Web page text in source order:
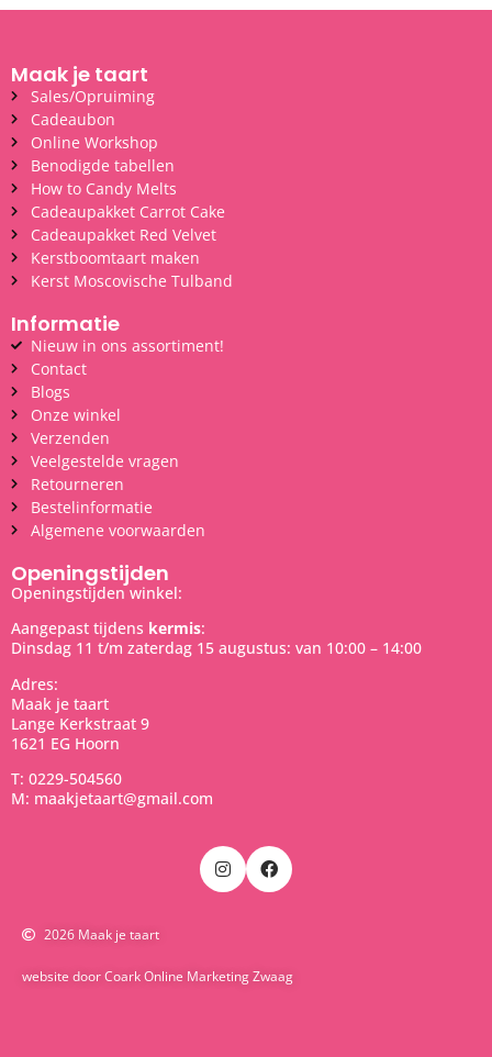
Maak je taart
Sales/Opruiming
Cadeaubon
Online Workshop
Benodigde tabellen
How to Candy Melts
Cadeaupakket Carrot Cake
Cadeaupakket Red Velvet
Kerstboomtaart maken
Kerst Moscovische Tulband
Informatie
Nieuw in ons assortiment!
Contact
Blogs
Onze winkel
Verzenden
Veelgestelde vragen
Retourneren
Bestelinformatie
Algemene voorwaarden
Openingstijden
Openingstijden winkel:
Aangepast tijdens kermis:
Dinsdag 11 t/m zaterdag 15 augustus: van 10:00 – 14:00
Adres:
Maak je taart
Lange Kerkstraat 9
1621 EG Hoorn
T: 0229-504560
M: maakjetaart@gmail.com
2026 Maak je taart
website door Coark Online Marketing Zwaag